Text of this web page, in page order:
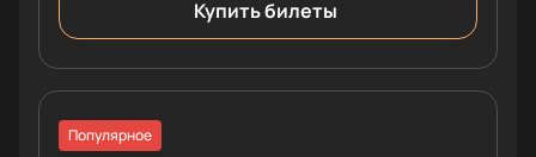
Купить билеты
Популярное